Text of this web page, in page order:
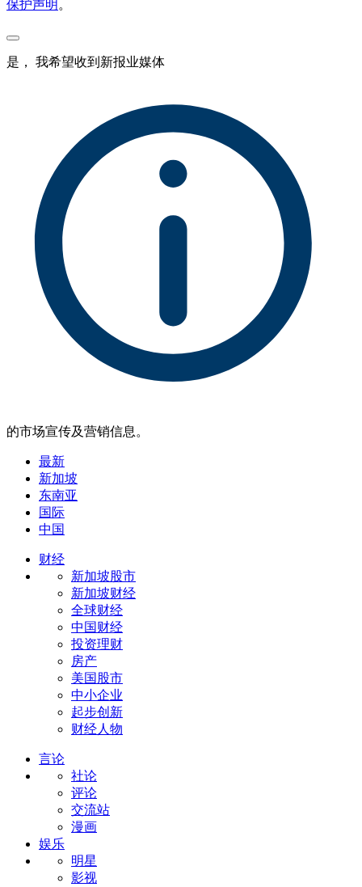
保护声明。
是， 我希望收到新报业媒体
的市场宣传及营销信息。
最新
新加坡
东南亚
国际
中国
财经
新加坡股市
新加坡财经
全球财经
中国财经
投资理财
房产
美国股市
中小企业
起步创新
财经人物
言论
社论
评论
交流站
漫画
娱乐
明星
影视